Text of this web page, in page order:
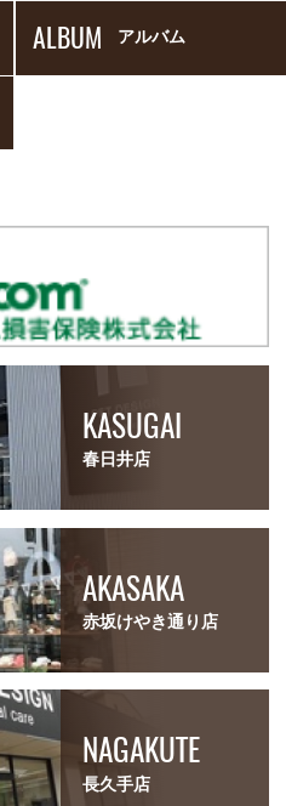
ALBUM アルバム
KASUGAI
春日井店
AKASAKA
赤坂けやき通り店
NAGAKUTE
長久手店